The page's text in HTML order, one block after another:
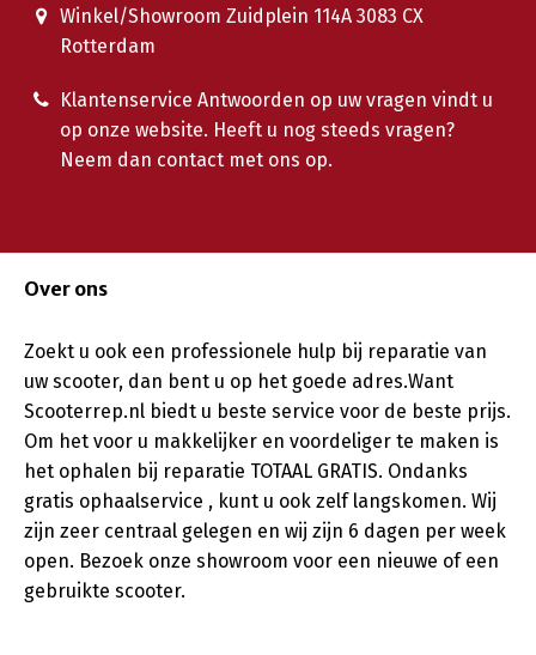
Winkel/Showroom Zuidplein 114A 3083 CX
Rotterdam
Klantenservice Antwoorden op uw vragen vindt u
op onze website. Heeft u nog steeds vragen?
Neem dan contact met ons op.
Over ons
Zoekt u ook een professionele hulp bij reparatie van
uw scooter, dan bent u op het goede adres.Want
Scooterrep.nl biedt u beste service voor de beste prijs.
Om het voor u makkelijker en voordeliger te maken is
het ophalen bij reparatie TOTAAL GRATIS. Ondanks
gratis ophaalservice , kunt u ook zelf langskomen. Wij
zijn zeer centraal gelegen en wij zijn 6 dagen per week
open. Bezoek onze showroom voor een nieuwe of een
gebruikte scooter.